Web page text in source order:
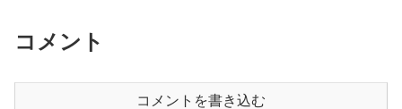
コメント
コメントを書き込む